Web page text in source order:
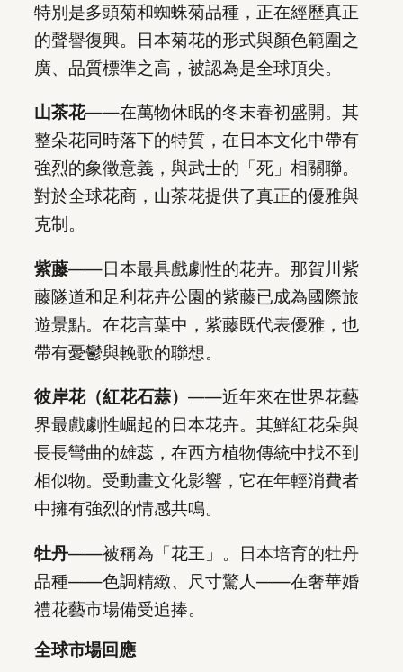
特別是多頭菊和蜘蛛菊品種，正在經歷真正
的聲譽復興。日本菊花的形式與顏色範圍之
廣、品質標準之高，被認為是全球頂尖。
山茶花——在萬物休眠的冬末春初盛開。其
整朵花同時落下的特質，在日本文化中帶有
強烈的象徵意義，與武士的「死」相關聯。
對於全球花商，山茶花提供了真正的優雅與
克制。
紫藤——日本最具戲劇性的花卉。那賀川紫
藤隧道和足利花卉公園的紫藤已成為國際旅
遊景點。在花言葉中，紫藤既代表優雅，也
帶有憂鬱與輓歌的聯想。
彼岸花（紅花石蒜） ——近年來在世界花藝
界最戲劇性崛起的日本花卉。其鮮紅花朵與
長長彎曲的雄蕊，在西方植物傳統中找不到
相似物。受動畫文化影響，它在年輕消費者
中擁有強烈的情感共鳴。
牡丹——被稱為「花王」。日本培育的牡丹
品種——色調精緻、尺寸驚人——在奢華婚
禮花藝市場備受追捧。
全球市場回應